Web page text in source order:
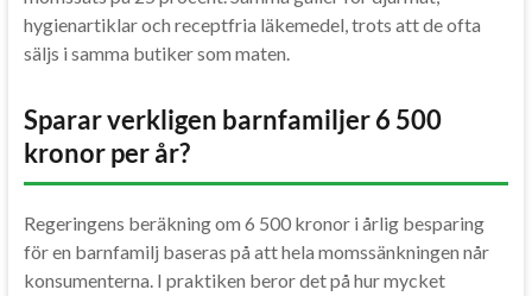
hygienartiklar och receptfria läkemedel, trots att de ofta
säljs i samma butiker som maten.
Sparar verkligen barnfamiljer 6 500
kronor per år?
Regeringens beräkning om 6 500 kronor i årlig besparing
för en barnfamilj baseras på att hela momssänkningen når
konsumenterna. I praktiken beror det på hur mycket